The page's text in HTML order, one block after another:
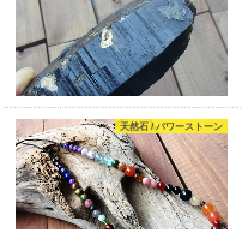
天然石 / パワーストーン